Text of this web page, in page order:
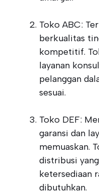
Toko ABC:
berkualitas
kompetitif.
layanan
pelanggan
sesuai.
Toko DEF:
garansi dan
memuaskan.
distribusi
ketersediaan
dibutuhkan.